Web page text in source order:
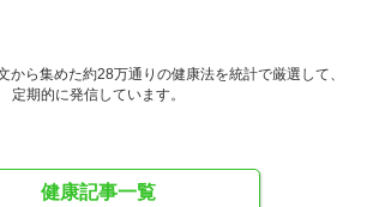
から集めた約28万通りの健康法を統計で厳選して、
定期的に発信しています。
健康記事一覧